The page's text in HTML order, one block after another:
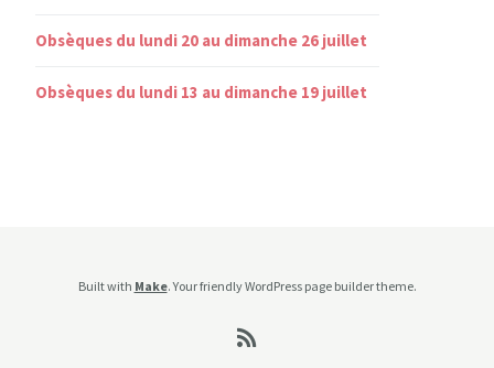
Obsèques du lundi 20 au dimanche 26 juillet
Obsèques du lundi 13 au dimanche 19 juillet
Built with Make. Your friendly WordPress page builder theme.